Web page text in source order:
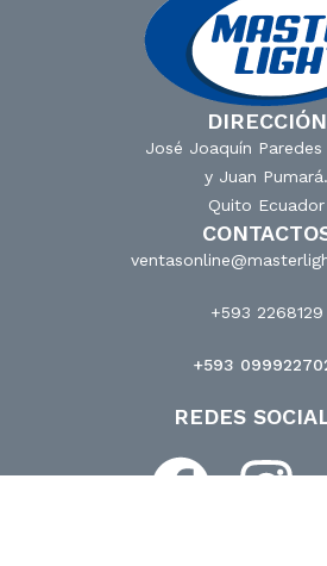
DIRECCIÓN
José Joaquín Paredes
y Juan Pumará.
Quito Ecuador
+593 2268129
+593
REDES